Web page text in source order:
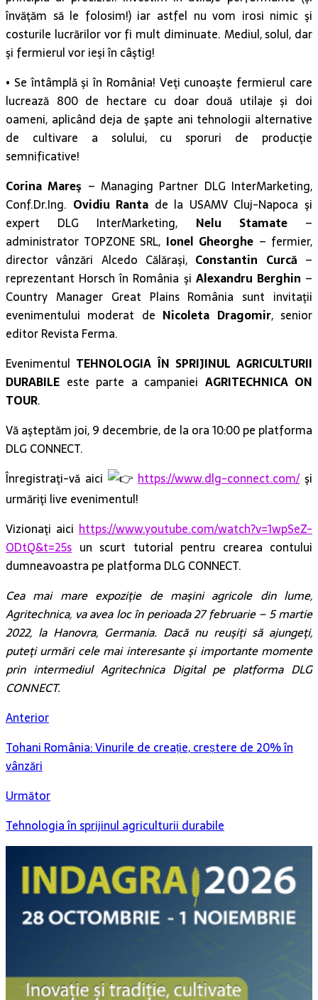
învăţăm să le folosim!) iar astfel nu vom irosi nimic şi
costurile lucrărilor vor fi mult diminuate. Mediul, solul, dar
şi fermierul vor ieşi în câştig!
• Se întâmplă şi în România! Veţi cunoaşte fermierul care
lucrează 800 de hectare cu doar două utilaje şi doi
oameni, aplicând deja de şapte ani tehnologii alternative
de cultivare a solului, cu sporuri de producţie
semnificative!
Corina Mareş – Managing Partner DLG InterMarketing,
Conf.Dr.Ing. Ovidiu Ranta de la USAMV Cluj-Napoca şi
expert DLG InterMarketing, Nelu Stamate–
administrator TOPZONE SRL, Ionel Gheorghe – fermier,
director vânzări Alcedo Călăraşi, Constantin Curcă –
reprezentant Horsch în România şi Alexandru Berghin –
Country Manager Great Plains România sunt invitaţii
evenimentului moderat de Nicoleta Dragomir, senior
editor Revista Ferma.
Evenimentul TEHNOLOGIA ÎN SPRIJINUL AGRICULTURII
DURABILE este parte a campaniei AGRITECHNICA ON
TOUR.
Vă aşteptăm joi, 9 decembrie, de la ora 10:00 pe platforma
DLG CONNECT.
Înregistraţi-vă aici
https://www.dlg-connect.com/şi
urmăriţi live evenimentul!
Vizionaţi aici https://www.youtube.com/watch?v=1wpSeZ-
ODtQ&t=25s un scurt tutorial pentru crearea contului
dumneavoastra pe platforma DLG CONNECT.
Cea mai mare expoziţie de maşini agricole din lume,
Agritechnica, va avea loc în perioada 27 februarie – 5 martie
2022, la Hanovra, Germania. Dacă nu reuşiţi să ajungeţi,
puteţi urmări cele mai interesante şi importante momente
prin intermediul Agritechnica Digital pe platforma DLG
CONNECT.
Anterior
Tohani România: Vinurile de creație, creștere de 20% în
vânzări
Următor
Tehnologia în sprijinul agriculturii durabile